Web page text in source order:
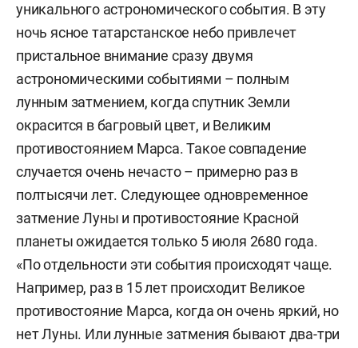
уникального астрономического события. В эту
ночь ясное татарстанское небо привлечет
пристальное внимание сразу двумя
астрономическими событиями – полным
лунным затмением, когда спутник Земли
окрасится в багровый цвет, и Великим
противостоянием Марса. Такое совпадение
случается очень нечасто – примерно раз в
полтысячи лет. Следующее одновременное
затмение Луны и противостояние Красной
планеты ожидается только 5 июля 2680 года.
«По отдельности эти события происходят чаще.
Например, раз в 15 лет происходит Великое
противостояние Марса, когда он очень яркий, но
нет Луны. Или лунные затмения бывают два-три